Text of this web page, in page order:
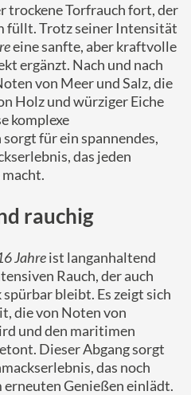
trockene Torfrauch fort, der
füllt. Trotz seiner Intensität
eine sanfte, aber kraftvolle
ergänzt. Nach und nach
von Meer und Salz, die
Holz und würziger Eiche
komplexe
für ein spannendes,
das jeden
macht.
rauchig
Jahreist langanhaltend
Rauch, der auch
bleibt. Es zeigt sich
die von Noten von
und den maritimen
Dieser Abgang sorgt
das noch
erneuten Genießen einlädt.